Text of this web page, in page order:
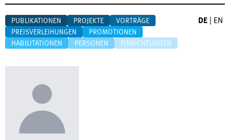
PUBLIKATIONEN PROJEKTE
VORTRÄGE
PREISVERLEIHUNGEN
PROMOTIONEN
HABILITATIONEN
PERSONEN EINRICHTUNGEN
DE EN